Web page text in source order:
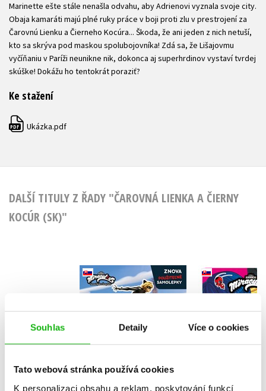
Souhlas Detaily Více o cookies
Tato webová stránka používá cookies
K personalizaci obsahu a reklam, poskytování funkcí
Marinette ešte stále nenašla odvahu, aby Adrienovi vyznala svoje city.
Obaja kamaráti majú plné ruky práce v boji proti zlu v prestrojení za
Čarovnú Lienku a Čierneho Kocúra... Škoda, že ani jeden z nich netuší,
kto sa skrýva pod maskou spolubojovníka! Zdá sa, že Lišajovmu
vyčíňaniu v Paríži neunikne nik, dokonca aj superhrdinov vystaví tvrdej
skúške! Dokážu ho tentokrát poraziť?
Ke stažení
PDF Ukázka.pdf
DALŠÍ TITULY Z ŘADY "ČAROVNÁ LIENKA A ČIERNY
KOCÚR (SK)"
Čarovná Lienka a
Čierny Kocúr -
zábava (slovensky)
Kolektiv
Čarovná
Čierny
Komiksové